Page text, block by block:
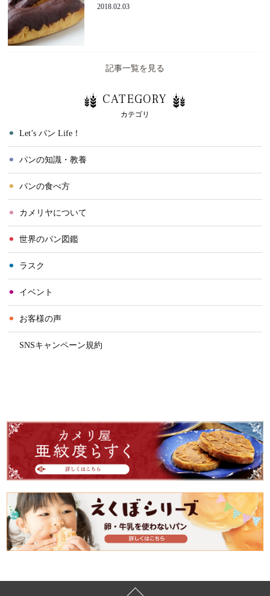
2018.02.03
記事一覧を見る
CATEGORY
カテゴリ
⚫︎ Let’s パン Life！
⚫︎ パンの知識・教養
⚫︎ パンの食べ方
⚫︎ カメリヤについて
⚫︎ 世界のパン図鑑
⚫︎ ラスク
⚫︎ イベント
⚫︎ お客様の声
SNSキャンペーン規約